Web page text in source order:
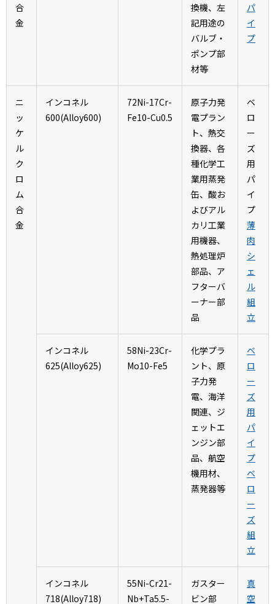
合
金
換機、左
記用途の
バルブ・
ポンプ部
材等
パ
イ
プ
ニ
ッ
ケ
ル
ク
ロ
ム
合
金
インコネル
600(Alloy600)
72Ni-17Cr-
Fe10-Cu0.5
原子力発
電プラン
ト、熱交
換器、各
種化学工
業用蒸発
缶、酸お
よびアル
カリ工業
用機器、
熱処理炉
部品、ア
フターバ
ーナー部
品
ベ
ロ
ー
ズ
用
パ
イ
プ
薄
肉
シ
ェ
ル
組
立
インコネル
625(Alloy625)
58Ni-23Cr-
Mo10-Fe5
化学プラ
ント、原
子力発
電、海洋
関連、ジ
ェットエ
ンジン部
品、航空
機用材、
蒸発器等
ベ
ロ
ー
ズ
用
パ
イ
プ
ベ
ロ
ー
ズ
組
立
インコネル
718(Alloy718)
55Ni-Cr21-
Nb+Ta5.5-
ガスター
ビン部
真
空